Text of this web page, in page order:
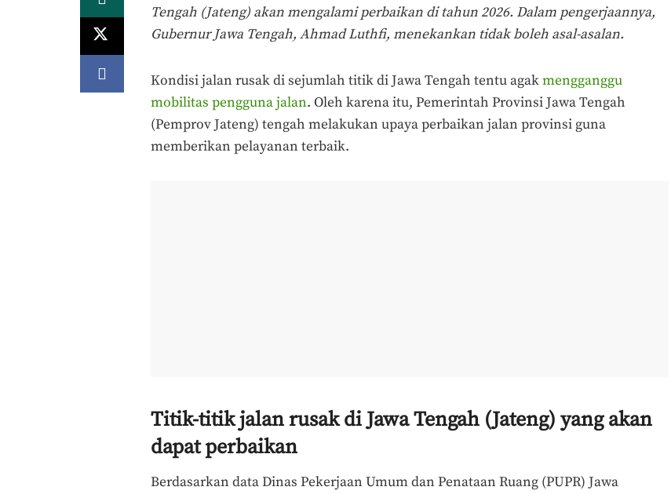
Tengah (Jateng) akan mengalami perbaikan di tahun 2026. Dalam pengerjaannya,
Gubernur Jawa Tengah, Ahmad Luthfi, menekankan tidak boleh asal-asalan.
Kondisi jalan rusak di sejumlah titik di Jawa Tengah tentu agakmengganggu
mobilitas pengguna jalan. Oleh karena itu, Pemerintah Provinsi Jawa Tengah
(Pemprov Jateng) tengah melakukan upaya perbaikan jalan provinsi guna
memberikan pelayanan terbaik.
Titik-titik jalan rusak di Jawa Tengah (Jateng) yang akan
dapat perbaikan
Berdasarkan data Dinas Pekerjaan Umum dan Penataan Ruang (PUPR) Jawa